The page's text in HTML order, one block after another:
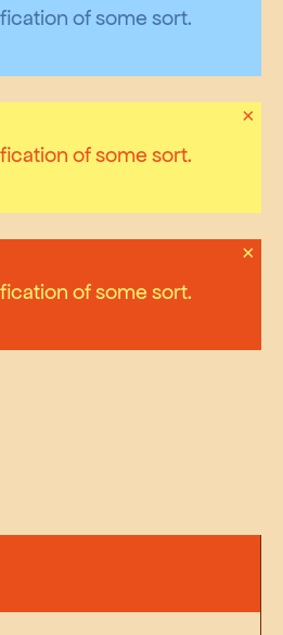
of some sort.
of some sort.
×
of some sort.
×